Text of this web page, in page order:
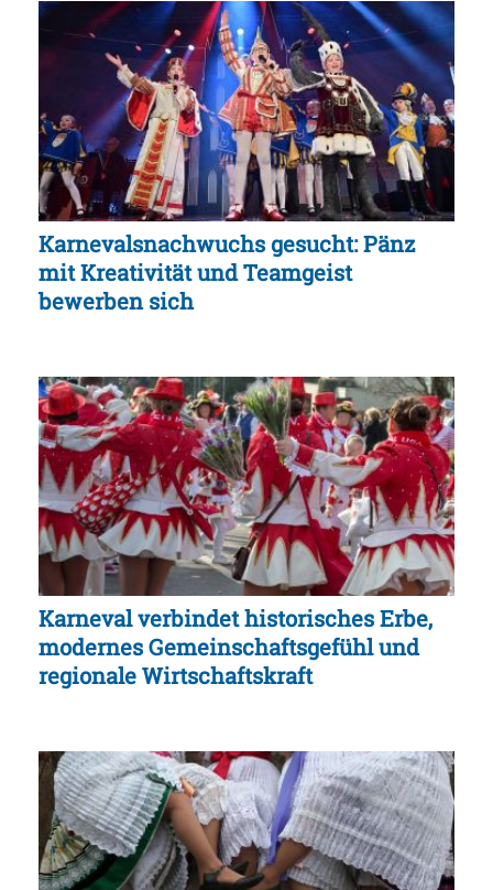
Karnevalsnachwuchs gesucht: Pänz
mit Kreativität und Teamgeist
bewerben sich
Karneval verbindet historisches Erbe,
modernes Gemeinschaftsgefühl und
regionale Wirtschaftskraft